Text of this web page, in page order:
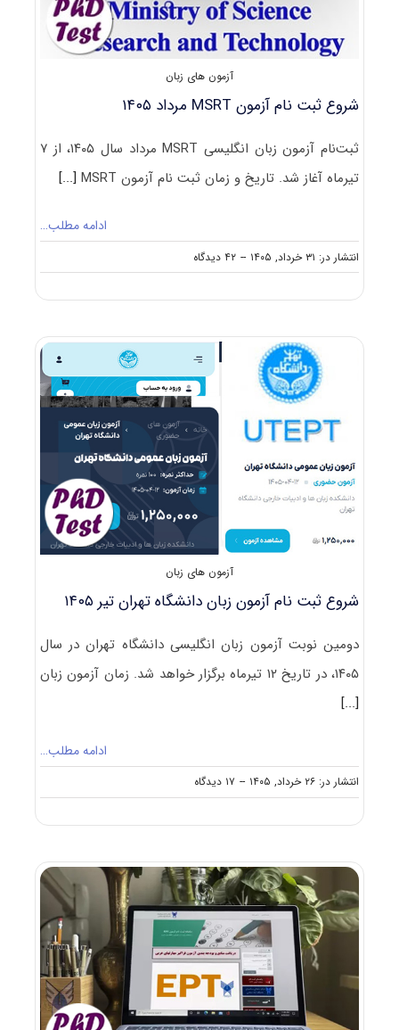
آزمون های زبان
شروع ثبت نام آزمون MSRT مرداد ۱۴۰۵
ثبت‌نام آزمون‌ زبان انگلیسی MSRT مرداد سال ۱۴۰۵، از ۷
تیرماه آغاز شد. تاریخ و زمان ثبت نام آزمون‌ MSRT
[...]
ادامه مطلب…
انتشار در: ۳۱ خرداد, ۱۴۰۵ -- ۴۲ دیدگاه
on
شروع
MSRT
مرداد
۱۴۰۵
آزمون های زبان
شروع ثبت نام آزمون زبان دانشگاه تهران تیر ۱۴۰۵
دومین نوبت آزمون زبان انگلیسی دانشگاه تهران در سال
۱۴۰۵، در تاریخ ۱۲ تیرماه برگزار خواهد شد. زمان آزمون زبان
[...]
ادامه مطلب…
انتشار در: ۲۶ خرداد, ۱۴۰۵ -- ۱۷ دیدگاه
on
شروع
دانشگاه
تهران
تیر
۱۴۰۵